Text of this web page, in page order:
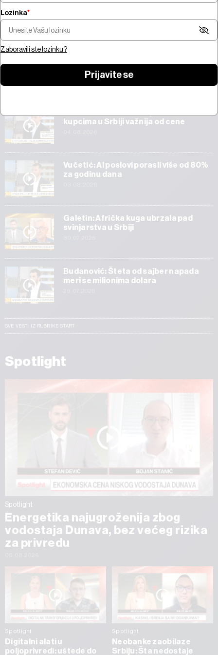
Pregled nedelje - pregovori na
prvi rezultati SpaceX-a
Šta pokreće
bitcoina od 100
jačanje zlata i AI
Start
kupcima u Srbiji važnija od cene
Vučetić: AI poslovi porasli više od 80%
za godinu dana
Galetin: Afrička kuga ubrzala pad
svinjarstva u Srbiji
Budanović: Šteta od sajber napada
meri se milionima dolara
SVE VESTI IZ RUBRIKE START
Spotlight
Spotlight
Energetika najugroženija zbog
vodostaja Dunava, bez većeg rizika
za privredu
Spotlight
Digitalni alati u
poljoprivredi: uštede do
Spotlight
Neobanke zaobilaze
Srbiju: Šta nedostaje
Lozinka*
Zaboravili ste lozinku?
Prijavite se